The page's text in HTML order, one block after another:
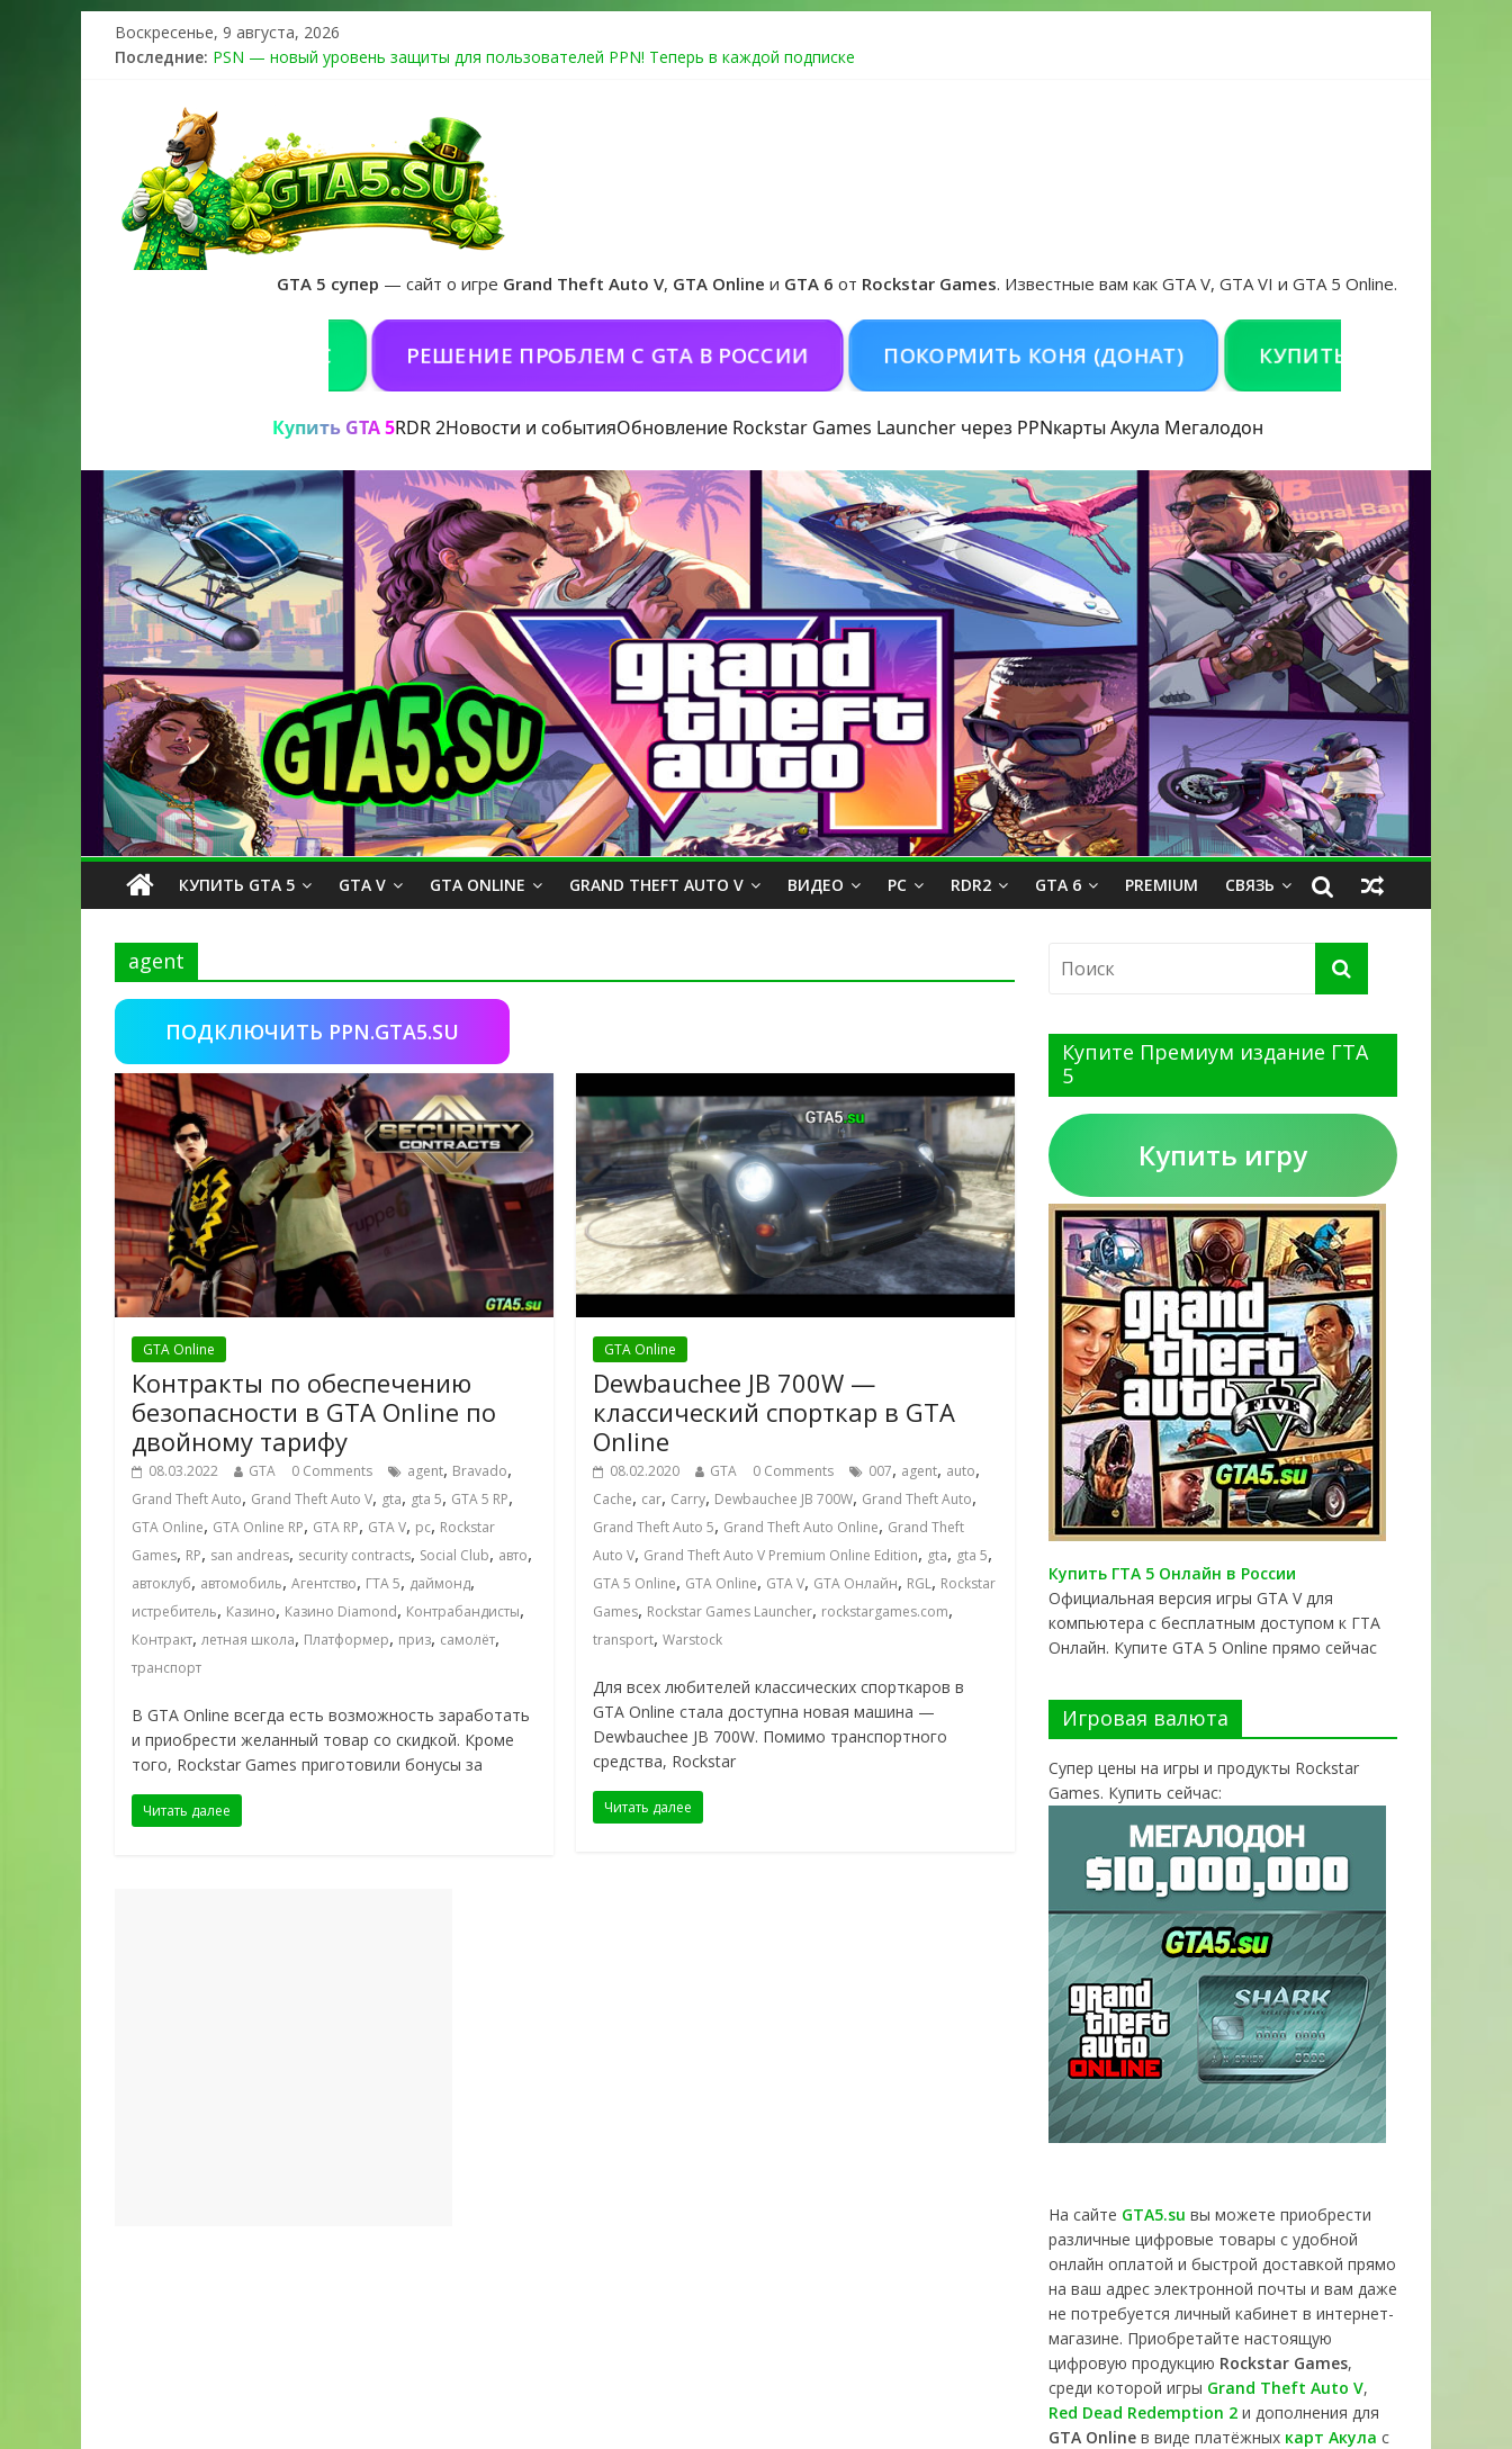
Воскресенье, 9 августа, 2026
Последние: PSN — новый уровень защиты для пользователей PPN! Теперь в каждой подписке
Регистрация в Rockstar Games Social Club ошибка #1.500.7: как зарегистрировать аккаунт и войти без проблем в 2026 году
Получайте особые награды в GTA Online по программе Fine Art Collector
GTA 6 официальная обложка игры и Предзаказ Grand Theft Auto VI
GTA 5 супер — сайт о игре Grand Theft Auto V, GTA Online и GTA 6 от Rockstar Games. Известные вам как GTA V, GTA VI и GTA 5 Online.
РЕШЕНИЕ ПРОБЛЕМ С GTA В РОССИИ ПОКОРМИТЬ КОНЯ (ДОНАТ) КУПИТЬ GTA 5 ONLINE НА PC
Купить GTA 5RDR 2Новости и событияОбновление Rockstar Games Launcher через PPNкарты Акула Мегалодон
КУПИТЬ GTA 5 GTA V GTA ONLINE GRAND THEFT AUTO V ВИДЕО PC RDR2 GTA 6 PREMIUM СВЯЗЬ
agent
ПОДКЛЮЧИТЬ PPN.GTA5.SU
GTA Online
Контракты по обеспечению
безопасности в GTA Online по
двойному тарифу
08.03.2022 GTA 0 Comments agent, Bravado,
Grand Theft Auto, Grand Theft Auto V, gta, gta 5, GTA 5 RP,
GTA Online, GTA Online RP, GTA RP, GTA V, pc, Rockstar
Games, RP, san andreas, security contracts, Social Club, авто,
автоклуб, автомобиль, Агентство, ГТА 5, даймонд,
истребитель, Казино, Казино Diamond, Контрабандисты,
Контракт, летная школа, Платформер, приз, самолёт,
транспорт
В GTA Online всегда есть возможность заработать
и приобрести желанный товар со скидкой. Кроме
того, Rockstar Games приготовили бонусы за
Читать далее
GTA Online
Dewbauchee JB 700W —
классический спорткар в GTA
Online
08.02.2020 GTA 0 Comments 007, agent, auto,
Cache, car, Carry, Dewbauchee JB 700W, Grand Theft Auto,
Grand Theft Auto 5, Grand Theft Auto Online, Grand Theft
Auto V, Grand Theft Auto V Premium Online Edition, gta, gta 5,
GTA 5 Online, GTA Online, GTA V, GTA Онлайн, RGL, Rockstar
Games, Rockstar Games Launcher, rockstargames.com,
transport,Warstock
Для всех любителей классических спорткаров в
GTA Online стала доступна новая машина —
Dewbauchee JB 700W. Помимо транспортного
средства, Rockstar
Читать далее
Купите Премиум издание ГТА
5
Купить игру
Купить ГТА 5 Онлайн в России
Официальная версия игры GTA V для
компьютера с бесплатным доступом к ГТА
Онлайн. Купите GTA 5 Online прямо сейчас
Игровая валюта
Супер цены на игры и продукты Rockstar
Games. Купить сейчас:
На сайте GTA5.su вы можете приобрести
различные цифровые товары с удобной
онлайн оплатой и быстрой доставкой прямо
на ваш адрес электронной почты и вам даже
не потребуется личный кабинет в интернет-
магазине. Приобретайте настоящую
цифровую продукцию Rockstar Games,
среди которой игры Grand Theft Auto V,
Red Dead Redemption 2 и дополнения для
GTA Online в виде платёжных карт Акула с